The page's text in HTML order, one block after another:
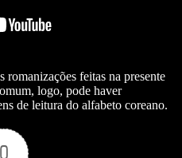
romanizações feitas na presente
logo, pode haver
de leitura do alfabeto coreano.
0